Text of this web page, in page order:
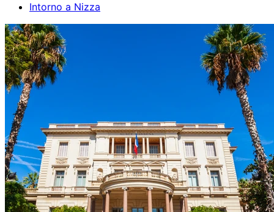
Intorno a Nizza